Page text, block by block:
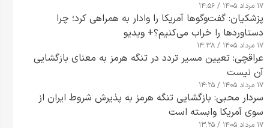
۱۷ مرداد ۱۴۰۵ / ۱۴:۵۶
پزشکیان: گفت‌وگوها آمریکا را وادار به همراهی کرد؛ چرا
دستاوردها را خراب می‌کنیم؟+ ویدیو
۱۷ مرداد ۱۴۰۵ / ۱۴:۳۸
عراقچی: تعیین مسیر تردد در تنگه هرمز به معنای بازگشایی
آن نیست
۱۷ مرداد ۱۴۰۵ / ۱۴:۲۵
سردار محبی: بازگشایی تنگه هرمز به پذیرش شروط ایران از
سوی آمریکا وابسته است
۱۷ مرداد ۱۴۰۵ / ۱۳:۲۵